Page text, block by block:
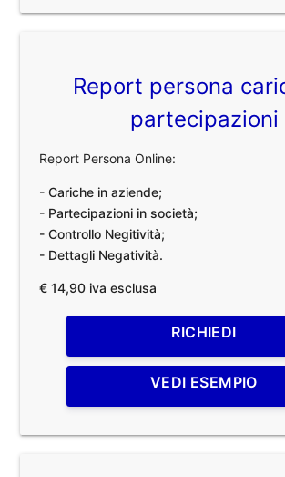
Report persona
partecipazioni
Report Persona Online:
- Cariche in aziende;
- Partecipazioni in società;
- Controllo Negitività;
- Dettagli Negatività.
€ 14,90 iva esclusa
RICHIEDI
VEDI ESEMPIO